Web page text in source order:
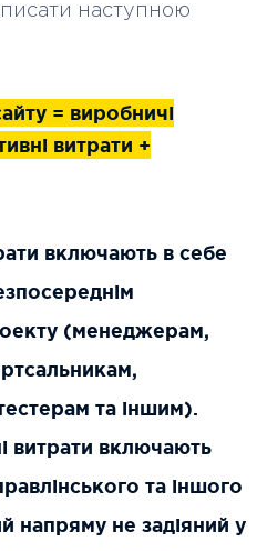
наступною
= виробничі
витрати +
включають в себе
(менеджерам,
та іншим).
витрати включають
та іншого
напряму не задіяний у